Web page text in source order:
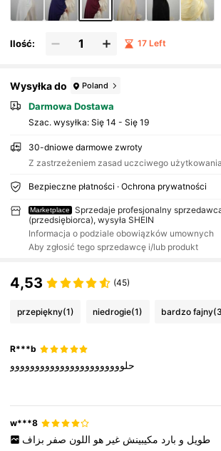
Ilość: 17 Left
Wysyłka do Poland
Darmowa Dostawa
Szac. wysyłka: Się 14 - Się 19
30-dniowe darmowe zwroty
Z zastrzeżeniem zasad uczciwego użytkowania
Bezpieczne płatności · Ochrona prywatności
Marketplace
Sprzedaje profesjonalny
(przedsiębiorca), wysyła SHEIN
Informacja o podziale obowiązków umownych
Aby zgłosić tego sprzedawcę i/lub produkt
4,53 (45)
przepiękny(1) niedrogie(1) bardzo fajny
R***b
حلووووووووووووووووووووووو
w***8
طويل و بارد مكيبينشغيرهو اللون صفر بزاف